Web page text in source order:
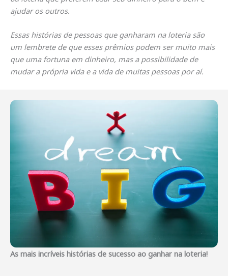
ajudar os outros.
Essas histórias de pessoas que ganharam na loteria são
um lembrete de que esses prêmios podem ser muito mais
que uma fortuna em dinheiro, mas a possibilidade de
mudar a própria vida e a vida de muitas pessoas por aí.
As mais incríveis histórias de sucesso ao ganhar na loteria!